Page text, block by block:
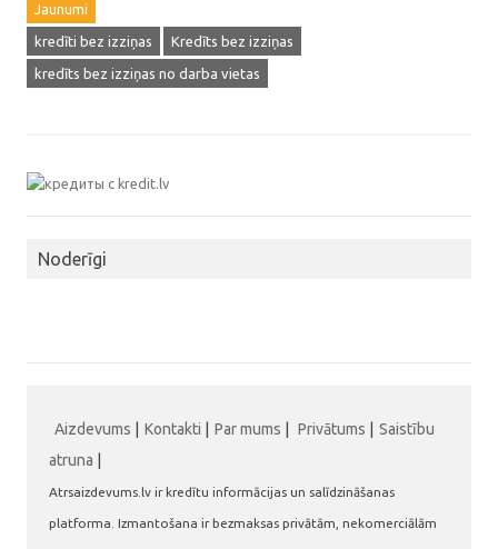
Jaunumi
kredīti bez izziņas Kredīts bez izziņas
kredīts bez izziņas no darba vietas
Noderīgi
Aizdevums Kontakti Par mums Privātums
Saistību
atruna
Atrsaizdevums.lv ir kredītu informācijas un salīdzināšanas
platforma. Izmantošana ir bezmaksas privātām, nekomerciālām